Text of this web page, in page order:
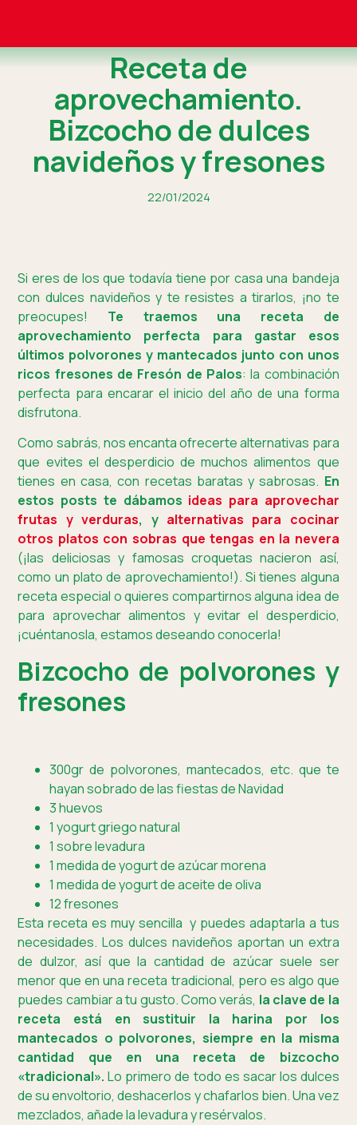
Receta de
aprovechamiento.
Bizcocho de dulces
navideños y fresones
22/01/2024
Si eres de los que todavía tiene por casa una bandeja
con dulces navideños y te resistes a tirarlos, ¡no te
preocupes! Te traemos una receta de
aprovechamiento perfecta para gastar esos
últimos polvorones y mantecados junto con unos
ricos fresones de Fresón de Palos: la combinación
perfecta para encarar el inicio del año de una forma
disfrutona.
Como sabrás, nos encanta ofrecerte alternativas para
que evites el desperdicio de muchos alimentos que
tienes en casa, con recetas baratas y sabrosas. En
estos posts te dábamos ideas para aprovechar
frutas y verduras, y alternativas para cocinar
otros platos con sobras que tengas en la nevera
(¡las deliciosas y famosas croquetas nacieron así,
como un plato de aprovechamiento!). Si tienes alguna
receta especial o quieres compartirnos alguna idea de
para aprovechar alimentos y evitar el desperdicio,
¡cuéntanosla, estamos deseando conocerla!
Bizcocho de polvorones y
fresones
300gr de polvorones, mantecados, etc. que te
hayan sobrado de las fiestas de Navidad
3 huevos
1 yogurt griego natural
1 sobre levadura
1 medida de yogurt de azúcar morena
1 medida de yogurt de aceite de oliva
12 fresones
Esta receta es muy sencilla y puedes adaptarla a tus
necesidades. Los dulces navideños aportan un extra
de dulzor, así que la cantidad de azúcar suele ser
menor que en una receta tradicional, pero es algo que
puedes cambiar a tu gusto. Como verás, la clave de la
receta está en sustituir la harina por los
mantecados o polvorones, siempre en la misma
cantidad que en una receta de bizcocho
«tradicional». Lo primero de todo es sacar los dulces
de su envoltorio, deshacerlos y chafarlos bien. Una vez
mezclados, añade la levadura y resérvalos.